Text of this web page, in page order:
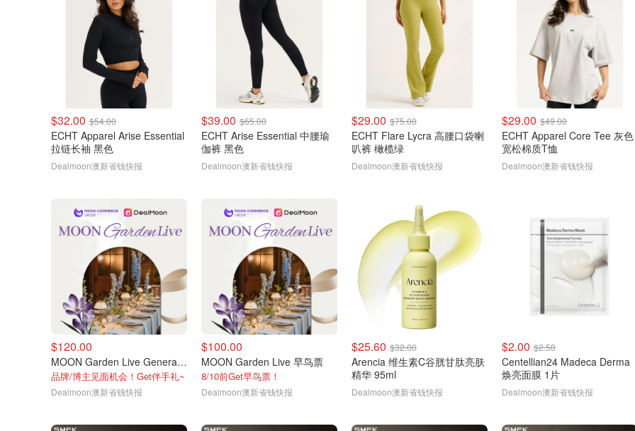
$32.00 $54.00
ECHT Apparel Arise Essential
拉链长袖 黑色
Dealmoon澳新省钱快报
$39.00 $65.00
ECHT Arise Essential 中腰瑜
伽裤 黑色
Dealmoon澳新省钱快报
$29.00 $75.00
ECHT Flare Lycra 高腰口袋喇
叭裤 橄榄绿
Dealmoon澳新省钱快报
$29.00 $49.00
ECHT Apparel Core Tee 灰色
宽松棉质T恤
Dealmoon澳新省钱快报
$120.00
MOON Garden Live General门票
品牌/博主见面机会！Get伴手礼~
Dealmoon澳新省钱快报
$100.00
MOON Garden Live 早鸟票
8/10前Get早鸟票！
Dealmoon澳新省钱快报
$25.60 $32.00
Arencia 维生素C谷胱甘肽亮肤
精华 95ml
Dealmoon澳新省钱快报
$2.00 $2.50
Centellian24 Madeca Derma
焕亮面膜 1片
Dealmoon澳新省钱快报